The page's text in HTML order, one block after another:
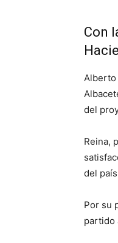
Con
Alberto
del
Reina,
del
Por su
partido